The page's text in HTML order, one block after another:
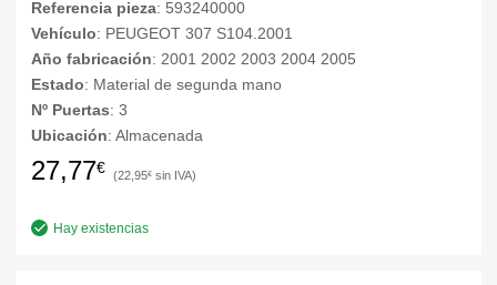
Referencia pieza: 593240000
Vehículo: PEUGEOT 307 S104.2001
Año fabricación: 2001 2002 2003 2004 2005
Estado: Material de segunda mano
Nº Puertas: 3
Ubicación: Almacenada
27,77€ 22,95€
Hay existencias